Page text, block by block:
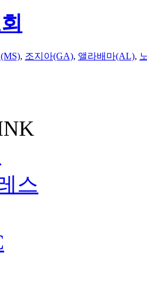
, 조지아(GA), 앨라배마(AL),
스